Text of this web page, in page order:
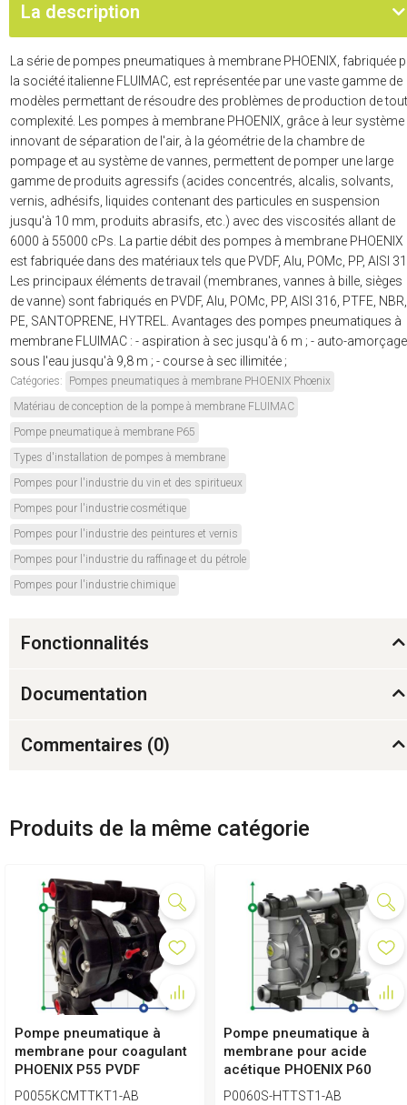
La description
La série de pompes pneumatiques à membrane PHOENIX, fabriquée
la société italienne FLUIMAC, est représentée par une vaste gamme de
modèles permettant de résoudre des problèmes de production de
complexité. Les pompes à membrane PHOENIX, grâce à leur système
innovant de séparation de l'air, à la géométrie de la chambre de
pompage et au système de vannes, permettent de pomper une large
gamme de produits agressifs (acides concentrés, alcalis, solvants,
vernis, adhésifs, liquides contenant des particules en suspension
jusqu'à 10 mm, produits abrasifs, etc.) avec des viscosités allant de
6000 à 55000 cPs. La partie débit des pompes à membrane PHOENIX
est fabriquée dans des matériaux tels que PVDF, Alu, POMc, PP, AISI
Les principaux éléments de travail (membranes, vannes à bille, sièges
de vanne) sont fabriqués en PVDF, Alu, POMc, PP, AISI 316, PTFE, NBR,
PE, SANTOPRENE, HYTREL. Avantages des pompes pneumatiques à
membrane FLUIMAC : - aspiration à sec jusqu'à 6 m ; - auto-amorçage
sous l'eau jusqu'à 9,8 m ; - course à sec illimitée ;
Catégories:
Pompes pneumatiques à membrane PHOENIX Phoenix
Matériau de conception de la pompe à membrane FLUIMAC
Pompe pneumatique à membrane P65
Types d'installation de pompes à membrane
Pompes pour l'industrie du vin et des spiritueux
Pompes pour l'industrie cosmétique
Pompes pour l'industrie des peintures et vernis
Pompes pour l'industrie du raffinage et du pétrole
Pompes pour l'industrie chimique
Fonctionnalités
Documentation
Commentaires (0)
Produits de la même catégorie
Pompe pneumatique à
membrane pour coagulant
PHOENIX P55 PVDF
SANTOPRENE+PTFE,...
P0055KCMTTKT1-AB
Pompe pneumatique à
membrane pour acide
acétique PHOENIX P60
AISI316 HYTREL+P...
P0060S-HTTST1-AB